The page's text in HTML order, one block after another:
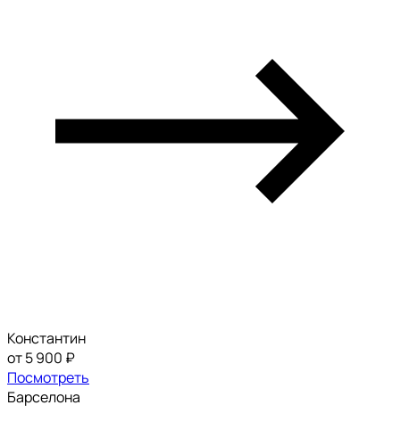
Константин
от 5 900 ₽
Посмотреть
Барселона